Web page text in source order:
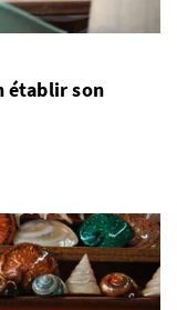
établir son